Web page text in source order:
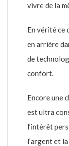
vivre de la
En vérité ce
en arrière
de
confort.
Encore une
est ultra
l’intérêt
l’argent et